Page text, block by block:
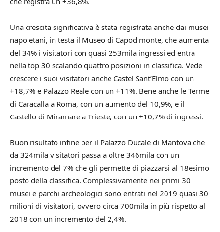
Una crescita significativa è stata registrata anche dai musei
napoletani, in testa il Museo di Capodimonte, che aumenta
del 34% i visitatori con quasi 253mila ingressi ed entra
nella top 30 scalando quattro posizioni in classifica. Vede
crescere i suoi visitatori anche Castel Sant’Elmo con un
+18,7% e Palazzo Reale con un +11%. Bene anche le Terme
di Caracalla a Roma, con un aumento del 10,9%, e il
Castello di Miramare a Trieste, con un +10,7% di ingressi.
Buon risultato infine per il Palazzo Ducale di Mantova che
da 324mila visitatori passa a oltre 346mila con un
incremento del 7% che gli permette di piazzarsi al 18esimo
posto della classifica. Complessivamente nei primi 30
musei e parchi archeologici sono entrati nel 2019 quasi 30
milioni di visitatori, ovvero circa 700mila in più rispetto al
2018 con un incremento del 2,4%.